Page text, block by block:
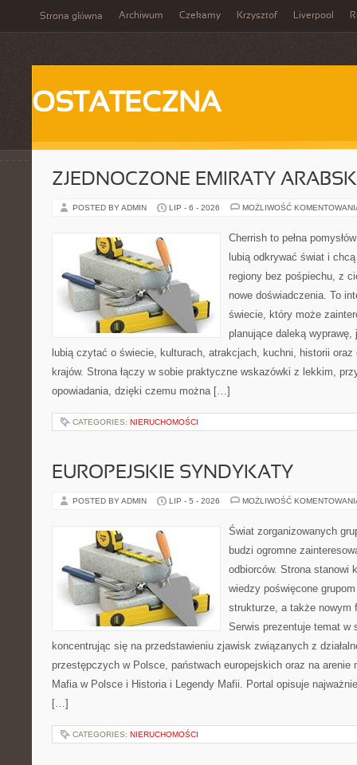
Strona główna Archiwum Czekamy Krzysztof Liverpool
OSTATECZNA
ZJEDNOCZONE EMIRATY
POSTED BY ADMIN LIP - 6 - 2026 MOŻLIWOŚĆ
Cherrish to pełna
lubią odkrywać świat i
regiony bez pośpiechu, z
nowe doświadczenia. To
świecie, który może
planujące daleką
lubią czytać o świecie, kulturach, atrakcjach, kuchni, historii
krajów. Strona łączy w sobie praktyczne wskazówki z lekkim,
opowiadania, dzięki czemu można […]
CATEGORIES: NIERUCHOMOŚCI
EUROPEJSKIE SYNDYKATY
POSTED BY ADMIN LIP - 5 - 2026 MOŻLIWOŚĆ
Świat zorganizowanych
budzi ogromne
odbiorców. Strona stanowi
wiedzy poświęcone
strukturze, a także nowym
Serwis prezentuje temat w
koncentrując się na przedstawieniu zjawisk związanych z
przestępczych w Polsce, państwach europejskich oraz na arenie
Mafia w Polsce i Historia i Legendy Mafii. Portal opisuje
[…]
CATEGORIES: NIERUCHOMOŚCI